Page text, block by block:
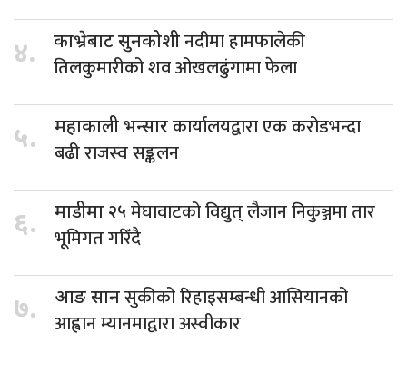
४. काभ्रेबाट सुनकोशीनदीमा हामफालेकी
तिलकुमारीको शव ओखलढुंगामा फेला
५. महाकाली भन्सारकार्यालयद्वारा एक करोडभन्दा
बढी राजस्व सङ्कलन
६. माडीमा २५ मेघावाटको विद्युत् लैजान निकुञ्जमा तार
भूमिगत गरिँदै
७. आङ सानसुकीको रिहाइसम्बन्धी आसियानको
आह्वान म्यानमाद्वारा अस्वीकार